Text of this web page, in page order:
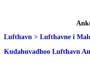
Lufthavn > Lufthavne i
Kudahuvadhoo Lufthavn